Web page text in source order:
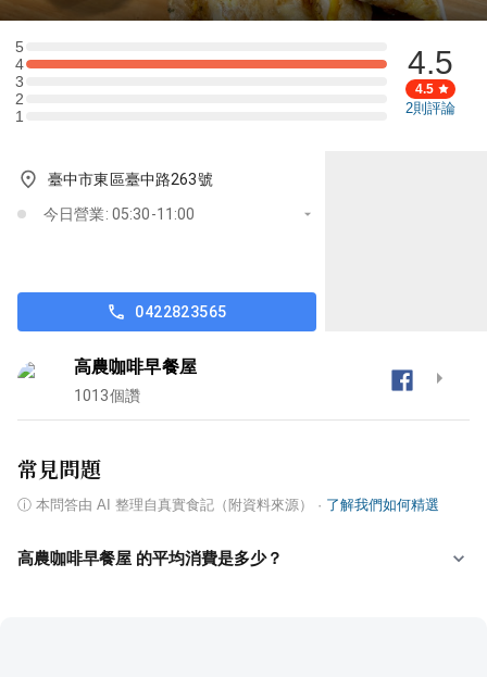
5
5 星：0 則評論
4
4 星：1 則評論
3
3 星：0 則評論
2
2 星：0 則評論
11 星：0 則評論
4.5
4.5
2則評論
臺中市東區臺中路263號
今日營業: 05:30-11:00
0422823565
高農咖啡早餐屋
1013個讚
常見問題
ⓘ 本問答由 AI 整理自真實食記（附資料來源） · 了解我們如何精選
高農咖啡早餐屋 的平均消費是多少？